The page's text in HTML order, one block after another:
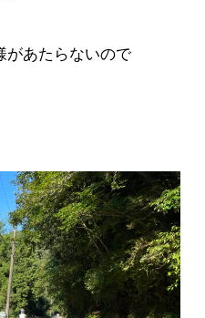
があたらないので